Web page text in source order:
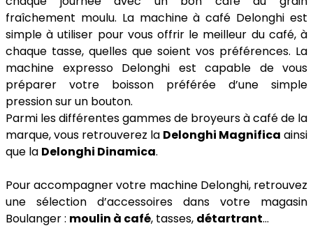
fraîchement moulu. La machine à café Delonghi est
simple à utiliser pour vous offrir le meilleur du café, à
chaque tasse, quelles que soient vos préférences. La
machine expresso Delonghi est capable de vous
préparer votre boisson préférée d’une simple
pression sur un bouton.
Parmi les différentes gammes de broyeurs à café de la
marque, vous retrouverez la Delonghi Magnifica ainsi
que la Delonghi Dinamica.
Pour accompagner votre machine Delonghi, retrouvez
une sélection d’accessoires dans votre magasin
Boulanger : moulin à café, tasses, détartrant…